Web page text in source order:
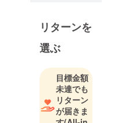
されてきた
鹿原料の膠
の製造復興
で来まし
た。東アジ
アの伝統的
修復材料で
リターンを
選ぶ
目標金額
未達でも
リターン
が届きま